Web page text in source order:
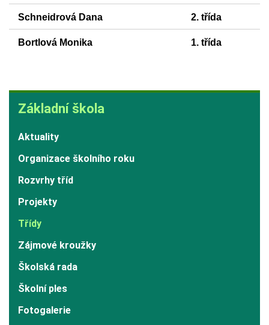
Základní
škola
Základní škola
Aktuality
Organizace školního roku
Rozvrhy tříd
Projekty
Třídy
Zájmové kroužky
Školská rada
Školní ples
Fotogalerie
Schneidrová Dana 2. třída
Bortlová Monika 1. třída